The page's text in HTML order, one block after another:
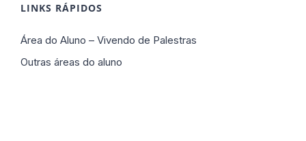
LINKS RÁPIDOS
Área do Aluno – Vivendo de Palestras
Outras áreas do aluno